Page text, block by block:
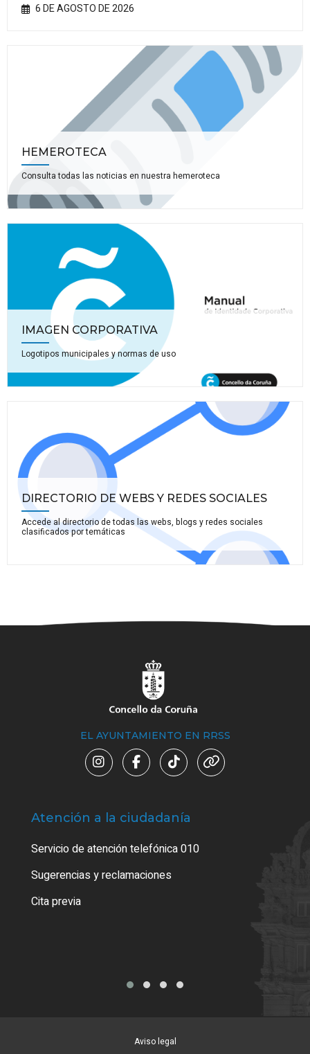
6 DE AGOSTO DE 2026
HEMEROTECA
Consulta todas las noticias en nuestra hemeroteca
IMAGEN CORPORATIVA
Logotipos municipales y normas de uso
DIRECTORIO DE WEBS Y REDES SOCIALES
Accede al directorio de todas las webs, blogs y redes sociales
clasificados por temáticas
EL AYUNTAMIENTO EN RRSS
Atención a la ciudadanía
Servicio de atención telefónica 010
Sugerencias y reclamaciones
Cita previa
Aviso legal